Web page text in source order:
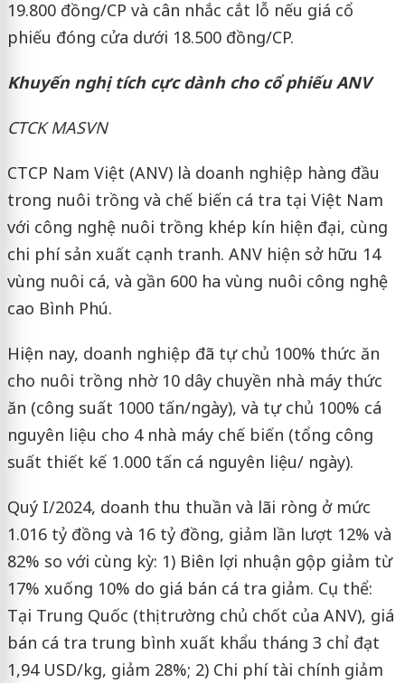
19.800 đồng/CP và cân nhắc cắt lỗ nếu giá cổ
phiếu đóng cửa dưới 18.500 đồng/CP.
Khuyến nghị tích cực dành cho cổ phiếu ANV
CTCK MASVN
CTCP Nam Việt (ANV) là doanh nghiệp hàng đầu
trong nuôi trồng và chế biến cá tra tại Việt Nam
với công nghệ nuôi trồng khép kín hiện đại, cùng
chi phí sản xuất cạnh tranh. ANV hiện sở hữu 14
vùng nuôi cá, và gần 600 ha vùng nuôi công nghệ
cao Bình Phú.
Hiện nay, doanh nghiệp đã tự chủ 100% thức ăn
cho nuôi trồng nhờ 10 dây chuyền nhà máy thức
ăn (công suất 1000 tấn/ngày), và tự chủ 100% cá
nguyên liệu cho 4 nhà máy chế biến (tổng công
suất thiết kế 1.000 tấn cá nguyên liệu/ ngày).
Quý I/2024, doanh thu thuần và lãi ròng ở mức
1.016 tỷ đồng và 16 tỷ đồng, giảm lần lượt 12% và
82% so với cùng kỳ: 1) Biên lợi nhuận gộp giảm từ
17% xuống 10% do giá bán cá tra giảm. Cụ thể:
Tại Trung Quốc (thị trường chủ chốt của ANV), giá
bán cá tra trung bình xuất khẩu tháng 3 chỉ đạt
1,94 USD/kg, giảm 28%; 2) Chi phí tài chính giảm